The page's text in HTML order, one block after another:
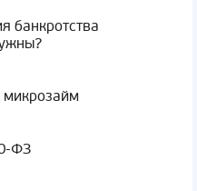
банкротства
микрозайм
ФЗ